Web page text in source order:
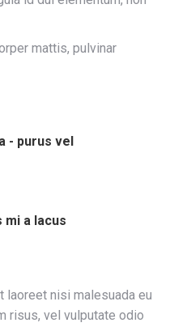
mattis, pulvinar
- purus vel
a lacus
laoreet nisi malesuada eu
risus, vel vulputate odio